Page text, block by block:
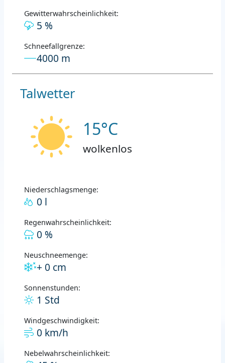
Gewitterwahrscheinlichkeit:
5 %
Schneefallgrenze:
4000 m
Talwetter
15°C
wolkenlos
Niederschlagsmenge:
0 l
Regenwahrscheinlichkeit:
0 %
Neuschneemenge:
+ 0 cm
Sonnenstunden:
1 Std
Windgeschwindigkeit:
0 km/h
Nebelwahrscheinlichkeit: